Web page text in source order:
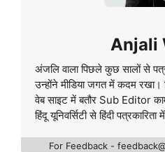
Anjali
अंजलि वाला पिछले कुछ सालों से
उन्होंने मीडिया जगत में कदम
वेब साइट में बतौर Sub Editor
हिंदू यूनिवर्सिटी से हिंदी पत्रकारिता
For Feedback -